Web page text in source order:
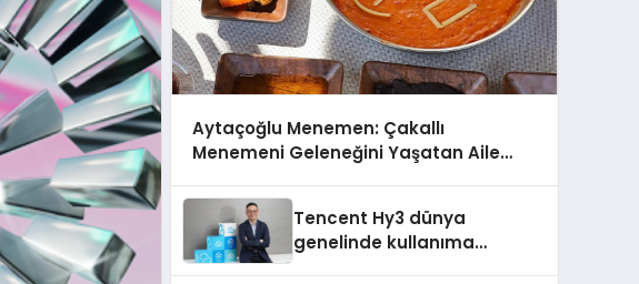
Aytaçoğlu Menemen: Çakallı
Menemeni Geleneğini Yaşatan Aile
Tencent Hy3 dünya
genelinde kullanıma